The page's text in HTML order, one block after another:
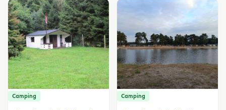
Camping Camping